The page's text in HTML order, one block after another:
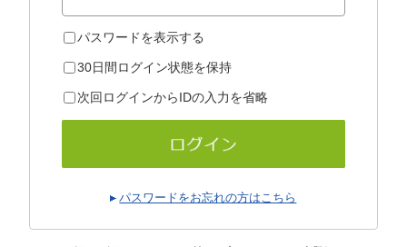
パスワードを表示する
30日間ログイン状態を保持
次回ログインからIDの入力を省略
パスワードをお忘れの方はこちら